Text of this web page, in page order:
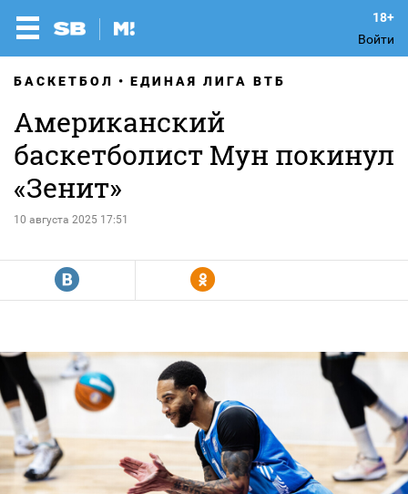
Войти
БАСКЕТБОЛ ЕДИНАЯ ЛИГА ВТБ
Американский
баскетболист Мун покинул
«Зенит»
10 августа 2025 17:51
R Y